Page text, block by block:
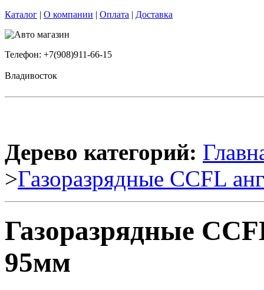
Каталог | О компании | Оплата | Доставка
Телефон: +7(908)911-66-15
Владивосток
Дерево категорий:
>Газоразрядные CCFL
Газоразрядные
95мм